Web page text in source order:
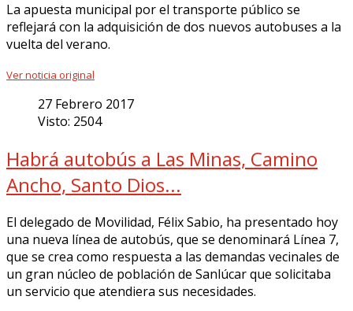
La apuesta municipal por el transporte público se
reflejará con la adquisición de dos nuevos autobuses a la
vuelta del verano.
Ver noticia original
27 Febrero 2017
Visto: 2504
Habrá autobús a Las Minas, Camino
Ancho, Santo Dios...
El delegado de Movilidad, Félix Sabio, ha presentado hoy
una nueva línea de autobús, que se denominará Línea 7,
que se crea como respuesta a las demandas vecinales de
un gran núcleo de población de Sanlúcar que solicitaba
un servicio que atendiera sus necesidades.